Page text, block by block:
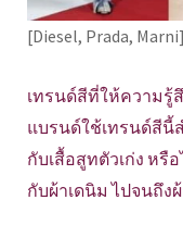
[Diesel, Prada, Marni]
เทรนด์สีที่ให้ความรู้
แบรนด์ใช้เทรนด์สีนี้
กับเสื้อสูทตัวเก่ง หรื
กับผ้าเดนิม ไปจนถึง